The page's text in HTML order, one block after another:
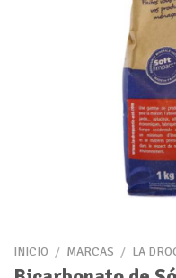
INICIO / MARCAS / LA